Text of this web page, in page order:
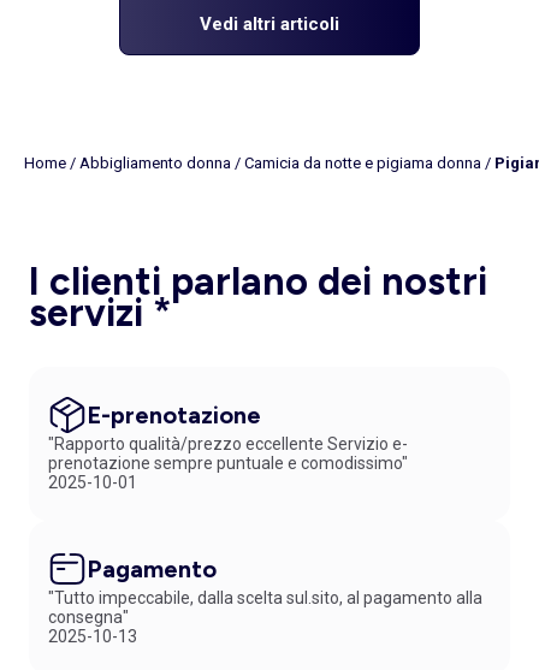
Vedi altri articoli
Home / Abbigliamento donna / Camicia da notte e pigiama donna /
I clienti parlano dei nostri
servizi *
E-prenotazione
"Rapporto qualità/prezzo eccellente Servizio e-
prenotazione sempre puntuale e comodissimo"
2025-10-01
Pagamento
"Tutto impeccabile, dalla scelta sul.sito, al pagamento alla
consegna"
2025-10-13